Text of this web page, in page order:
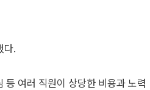
다.
여러 직원이 상당한 비용과 노력